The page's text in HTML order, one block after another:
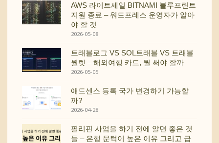
AWS 라이트세일 BITNAMI 블루프린트
지원 종료 – 워드프레스 운영자가 알아
야 할 것
2026-05-08
트래블로그 VS SOL트래블 VS 트래블
월렛 – 해외여행 카드, 뭘 써야 할까
2026-05-05
애드센스 등록 국가 변경하기 가능할
까?
2026-04-28
필리핀 사업을 하기 전에 알면 좋은 것
들 – 은행 문턱이 높은 이유 그리고 급